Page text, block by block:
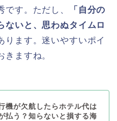
す。ただし、
「自分の
ないと、思わぬタイムロ
ります。迷いやすいポイ
きますね。
機が欠航したらホテル代は
払う？知らないと損する海